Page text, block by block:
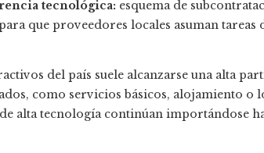
tecnológica: esquema de
que proveedores locales asuman
del país suele alcanzarse una alta
como servicios básicos, alojamiento o
alta tecnología continúan importándose